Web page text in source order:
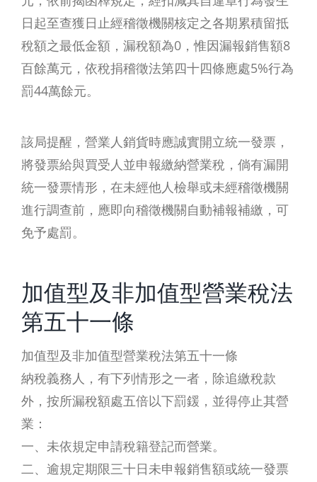
日起至查獲日止經稽徵機關核定之各期累積留抵
稅額之最低金額，漏稅額為0，惟因漏報銷售額8
百餘萬元，依稅捐稽徵法第四十四條應處5%行為
罰44萬餘元。
該局提醒，營業人銷貨時應誠實開立統一發票，
將發票給與買受人並申報繳納營業稅，倘有漏開
統一發票情形，在未經他人檢舉或未經稽徵機關
進行調查前，應即向稽徵機關自動補報補繳，可
免予處罰。
加值型及非加值型營業稅法
第五十一條
加值型及非加值型營業稅法第五十一條
納稅義務人，有下列情形之一者，除追繳稅款
外，按所漏稅額處五倍以下罰鍰，並得停止其營
業：
一、未依規定申請稅籍登記而營業。
二、逾規定期限三十日未申報銷售額或統一發票